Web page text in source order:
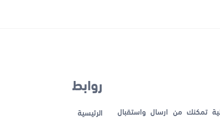
تمكنك من ارسال واستقبال
روابط
الرئيسية